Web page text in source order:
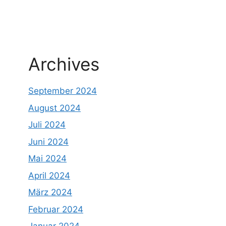
Archives
September 2024
August 2024
Juli 2024
Juni 2024
Mai 2024
April 2024
März 2024
Februar 2024